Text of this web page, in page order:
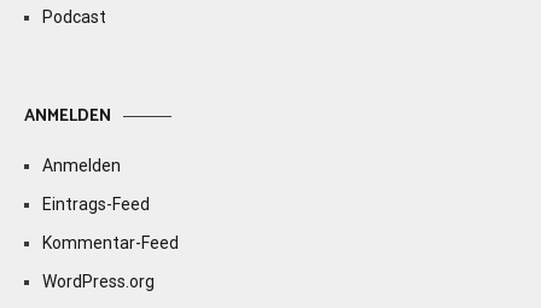
Podcast
ANMELDEN
Anmelden
Eintrags-Feed
Kommentar-Feed
WordPress.org